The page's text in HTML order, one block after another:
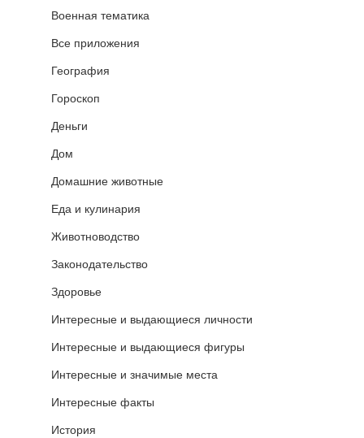
Военная тематика
Все приложения
География
Гороскоп
Деньги
Дом
Домашние животные
Еда и кулинария
Животноводство
Законодательство
Здоровье
Интересные и выдающиеся личности
Интересные и выдающиеся фигуры
Интересные и значимые места
Интересные факты
История